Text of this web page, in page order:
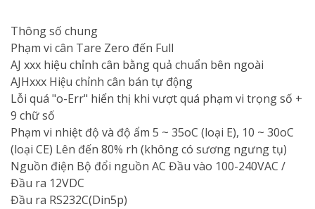
Thông số chung
Phạm vi cân Tare Zero đến Full
AJ xxx hiệu chỉnh cân bằng quả chuẩn bên ngoài
AJHxxx Hiệu chỉnh cân bán tự động
Lỗi quá "o-Err" hiển thị khi vượt quá phạm vi trọng số +
9 chữ số
Phạm vi nhiệt độ và độ ẩm 5 ~ 35oC (loại E), 10 ~ 30oC
(loại CE) Lên đến 80% rh (không có sương ngưng tụ)
Nguồn điện Bộ đổi nguồn AC Đầu vào 100-240VAC /
Đầu ra 12VDC
Đầu ra RS232C(Din5p)